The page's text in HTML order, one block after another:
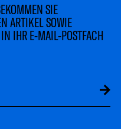
SIE
ARTIKEL SOWIE
IHR E-MAIL-POSTFACH